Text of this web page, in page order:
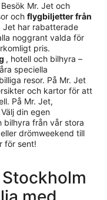
Mr. Jet och
och flygbiljetter från
Jet har rabatterade
noggrant valda för
pris.
, hotell och bilhyra –
speciella
resor. På Mr. Jet
och kartor för att
På Mr. Jet,
din egen
bilhyra från vår stora
drömweekend till
för sent!